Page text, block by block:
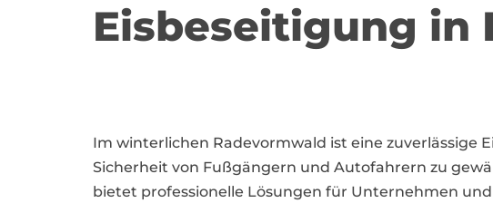
Eisbeseitigung in
Im winterlichen Radevormwald ist eine zuverlässige
Sicherheit von Fußgängern und Autofahrern zu
bietet professionelle Lösungen für Unternehmen